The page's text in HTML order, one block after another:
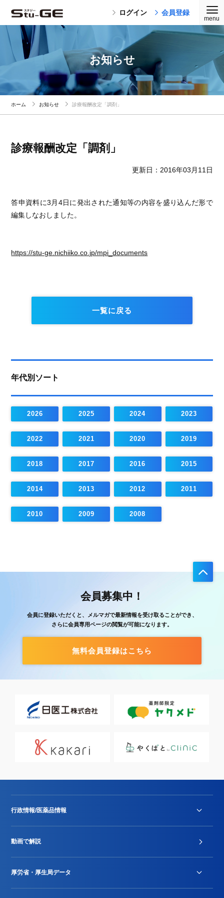
ログイン 会員登録
お知らせ
ホーム お知らせ 診療報酬改定「調剤」
診療報酬改定「調剤」
更新日：2016年03月11日
答申資料に3月4日に発出された通知等の内容を盛り込んだ形で
編集しなおしました。
https://stu-ge.nichiiko.co.jp/mpi_documents
一覧に戻る
年代別ソート
2026 2025 2024 2023
2022 2021 2020 2019
2018 2017 2016 2015
2014 2013 2012 2011
2010 2009 2008
会員募集中！
会員に登録いただくと、メルマガで最新情報を受け取ることができ、
さらに会員専用ページの閲覧が可能になります。
無料会員登録はこちら
行政情報/医薬品情報
Stu-GEレポート
動画で解説
厚労省・厚生局データ